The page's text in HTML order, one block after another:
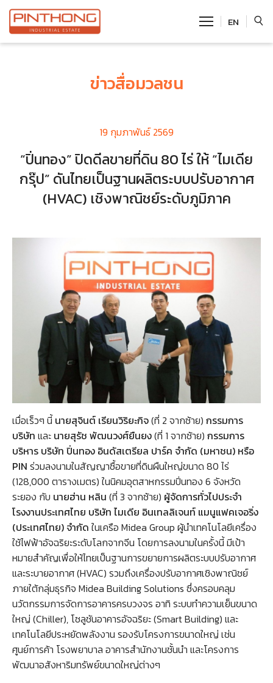
EN
SITE SEARCHข่าวสื่อมวลชน
19 กุมภาพันธ์ 2569
“ปิ่นทอง” ปิดดีลขายที่ดิน 80 ไร่ ให้ “ไมเดีย
กรุ๊ป” ดันไทยเป็นฐานผลิตระบบปรับอากาศ
(HVAC) เชิงพาณิชย์ระดับภูมิภาค
เมื่อเร็วๆ นี้นายสุจินต์ เรียนวิริยะกิจ(ที่ 2 จากซ้าย) กรรมการ
บริษัท และ นายสุรัช พัฒนวงศ์ยืนยง(ที่ 1 จากซ้าย) กรรมการ
บริหาร บริษัท ปิ่นทอง อินดัสเตรียล ปาร์ค จำกัด (มหาชน) หรือ
PIN ร่วมลงนามในสัญญาซื้อขายที่ดินผืนใหญ่ขนาด 80 ไร่
(128,000 ตารางเมตร) ในนิคมอุตสาหกรรมปิ่นทอง 6 จังหวัด
ระยอง กับ นายฮ่าน หลิน (ที่ 3 จากซ้าย) ผู้จัดการทั่วไปประจำ
โรงงานประเทศไทย บริษัท ไมเดีย อินเทลลิเจนท์ แมนูแฟคเจอริ่ง
(ประเทศไทย) จำกัด ในเครือ Midea Group ผู้นำเทคโนโลยีเครื่อง
ใช้ไฟฟ้าอัจฉริยะระดับโลกจากจีน โดยการลงนามในครั้งนี้ มีเป้า
หมายสำคัญเพื่อให้ไทยเป็นฐานการขยายการผลิตระบบปรับอากาศ
และระบายอากาศ (HVAC) รวมถึงเครื่องปรับอากาศเชิงพาณิชย์
ภายใต้กลุ่มธุรกิจ Midea Building Solutions ซึ่งครอบคลุม
นวัตกรรมการจัดการอาคารครบวงจร อาทิ ระบบทำความเย็นขนาด
ใหญ่ (Chiller), โซลูชันอาคารอัจฉริยะ (Smart Building) และ
เทคโนโลยีประหยัดพลังงาน รองรับโครงการขนาดใหญ่ เช่น
ศูนย์การค้า โรงพยาบาล อาคารสำนักงานชั้นนำ และโครงการ
พัฒนาอสังหาริมทรัพย์ขนาดใหญ่ต่างๆ